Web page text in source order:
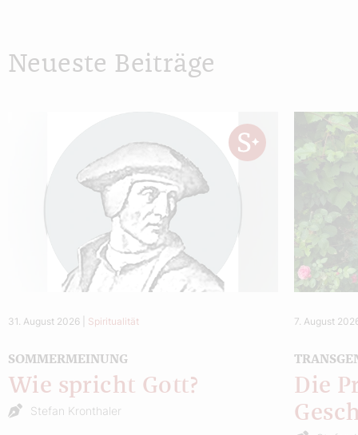
Neueste Beiträge
31. August 2026 Spiritualität
SOMMERMEINUNG
Wie spricht Gott?
Stefan Kronthaler
7. August
Die